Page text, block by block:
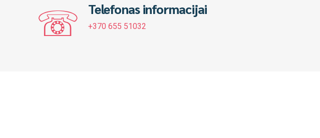
Telefonas informacijai
+370 655 51032